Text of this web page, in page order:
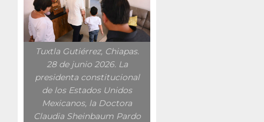
Tuxtla Gutiérrez, Chiapas.
28 de junio 2026. La
presidenta constitucional
de los Estados Unidos
Mexicanos, la Doctora
Claudia Sheinbaum Pardo